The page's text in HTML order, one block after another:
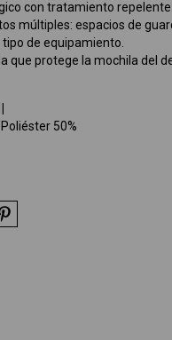
con tratamiento repelente
múltiples: espacios de
de equipamiento.
que protege la mochila del
50%